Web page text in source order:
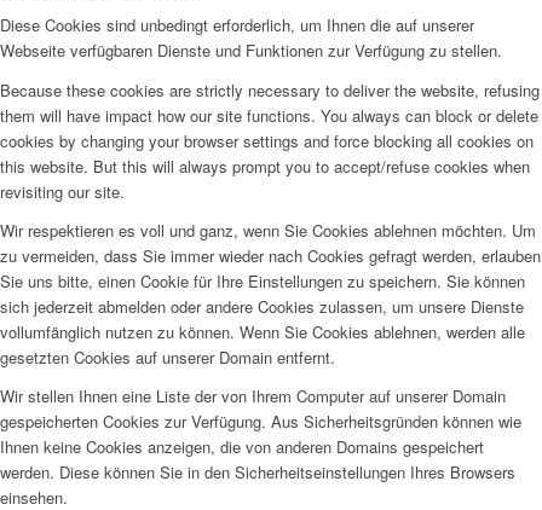
Diese Cookies sind unbedingt erforderlich, um Ihnen die auf unserer
Webseite verfügbaren Dienste und Funktionen zur Verfügung zu stellen.
Because these cookies are strictly necessary to deliver the website, refusing
them will have impact how our site functions. You always can block or delete
cookies by changing your browser settings and force blocking all cookies on
this website. But this will always prompt you to accept/refuse cookies when
revisiting our site.
Wir respektieren es voll und ganz, wenn Sie Cookies ablehnen möchten. Um
zu vermeiden, dass Sie immer wieder nach Cookies gefragt werden, erlauben
Sie uns bitte, einen Cookie für Ihre Einstellungen zu speichern. Sie können
sich jederzeit abmelden oder andere Cookies zulassen, um unsere Dienste
vollumfänglich nutzen zu können. Wenn Sie Cookies ablehnen, werden alle
gesetzten Cookies auf unserer Domain entfernt.
Wir stellen Ihnen eine Liste der von Ihrem Computer auf unserer Domain
gespeicherten Cookies zur Verfügung. Aus Sicherheitsgründen können wie
Ihnen keine Cookies anzeigen, die von anderen Domains gespeichert
werden. Diese können Sie in den Sicherheitseinstellungen Ihres Browsers
einsehen.